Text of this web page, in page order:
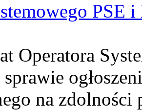
PSE
Operatora
na zdolności